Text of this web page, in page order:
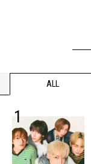
ALL